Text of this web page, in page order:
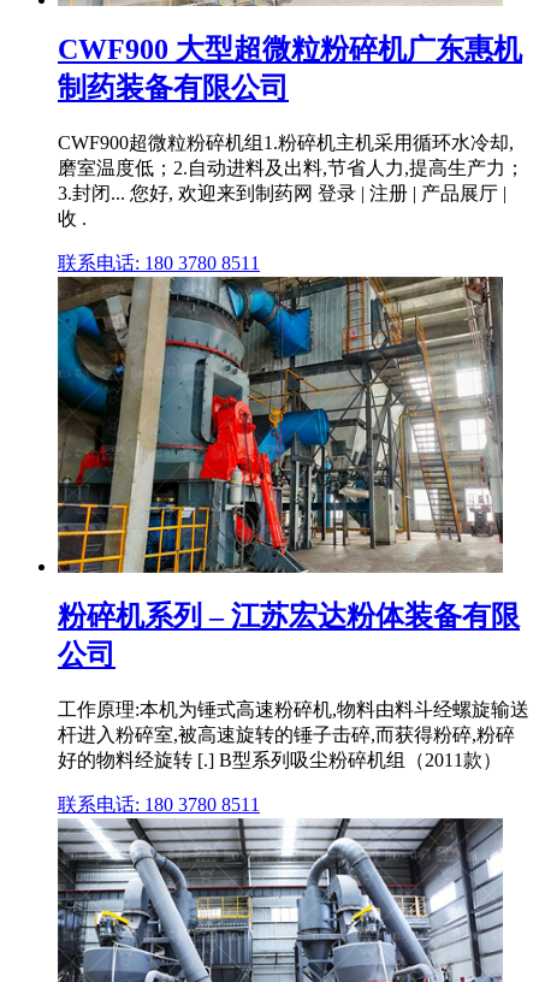
CWF900 大型超微粒粉碎机广东惠机
制药装备有限公司
CWF900超微粒粉碎机组1.粉碎机主机采用循环水冷却,
磨室温度低；2.自动进料及出料,节省人力,提高生产力；
3.封闭... 您好, 欢迎来到制药网 登录 | 注册 | 产品展厅 |
收 .
联系电话: 180 3780 8511
粉碎机系列 – 江苏宏达粉体装备有限
公司
工作原理:本机为锤式高速粉碎机,物料由料斗经螺旋输送
杆进入粉碎室,被高速旋转的锤子击碎,而获得粉碎,粉碎
好的物料经旋转 [.] B型系列吸尘粉碎机组（2011款）
联系电话: 180 3780 8511